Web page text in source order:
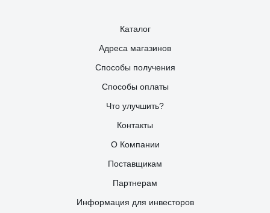
Каталог
Адреса магазинов
Способы получения
Способы оплаты
Что улучшить?
Контакты
О Компании
Поставщикам
Партнерам
Информация для инвесторов